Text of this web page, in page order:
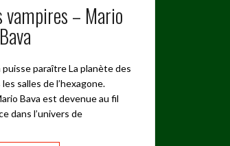
vampires – Mario
Bava
paraître La planète des
salles de l’hexagone.
Bava est devenue au fil
dans l’univers de